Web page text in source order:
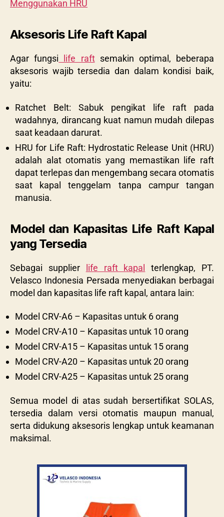
Menggunakan HRU
Aksesoris Life Raft Kapal
Agar fungsi life raftsemakin optimal, beberapa
aksesoris wajib tersedia dan dalam kondisi baik,
yaitu:
Ratchet Belt: Sabuk pengikat life raft pada
wadahnya, dirancang kuat namun mudah dilepas
saat keadaan darurat.
HRU for Life Raft: Hydrostatic Release Unit (HRU)
adalah alat otomatis yang memastikan life raft
dapat terlepas dan mengembang secara otomatis
saat kapal tenggelam tanpa campur tangan
manusia.
Model dan Kapasitas Life Raft Kapal
yang Tersedia
Sebagai supplier life raft kapal terlengkap, PT.
Velasco Indonesia Persada menyediakan berbagai
model dan kapasitas life raft kapal, antara lain:
Model CRV-A6 – Kapasitas untuk 6 orang
Model CRV-A10 – Kapasitas untuk 10 orang
Model CRV-A15 – Kapasitas untuk 15 orang
Model CRV-A20 – Kapasitas untuk 20 orang
Model CRV-A25 – Kapasitas untuk 25 orang
Semua model di atas sudah bersertifikat SOLAS,
tersedia dalam versi otomatis maupun manual,
serta didukung aksesoris lengkap untuk keamanan
maksimal.